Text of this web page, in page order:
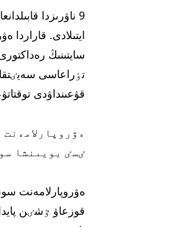
9 ناۋرىزدا
سايتىنىڭ
تٶراعاسى
قۋعىنداۋدى
ٸسٸ بويىنشا
ەۋروپارلامەنت